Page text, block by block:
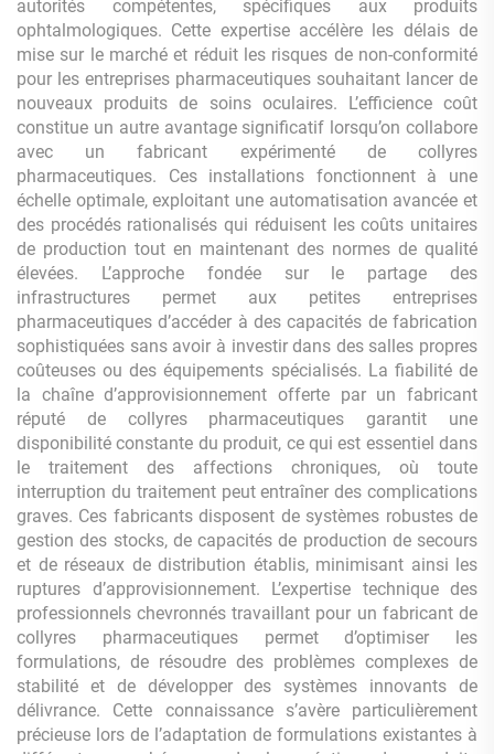
autorités compétentes, spécifiques aux produits
ophtalmologiques. Cette expertise accélère les délais de
mise sur le marché et réduit les risques de non-conformité
pour les entreprises pharmaceutiques souhaitant lancer de
nouveaux produits de soins oculaires. L’efficience coût
constitue un autre avantage significatif lorsqu’on collabore
avec un fabricant expérimenté de collyres
pharmaceutiques. Ces installations fonctionnent à une
échelle optimale, exploitant une automatisation avancée et
des procédés rationalisés qui réduisent les coûts unitaires
de production tout en maintenant des normes de qualité
élevées. L’approche fondée sur le partage des
infrastructures permet aux petites entreprises
pharmaceutiques d’accéder à des capacités de fabrication
sophistiquées sans avoir à investir dans des salles propres
coûteuses ou des équipements spécialisés. La fiabilité de
la chaîne d’approvisionnement offerte par un fabricant
réputé de collyres pharmaceutiques garantit une
disponibilité constante du produit, ce qui est essentiel dans
le traitement des affections chroniques, où toute
interruption du traitement peut entraîner des complications
graves. Ces fabricants disposent de systèmes robustes de
gestion des stocks, de capacités de production de secours
et de réseaux de distribution établis, minimisant ainsi les
ruptures d’approvisionnement. L’expertise technique des
professionnels chevronnés travaillant pour un fabricant de
collyres pharmaceutiques permet d’optimiser les
formulations, de résoudre des problèmes complexes de
stabilité et de développer des systèmes innovants de
délivrance. Cette connaissance s’avère particulièrement
précieuse lors de l’adaptation de formulations existantes à